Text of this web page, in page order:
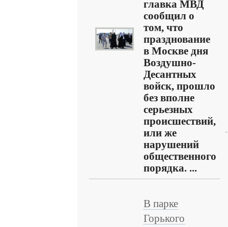
главка МВД
сообщил о
том, что
празднование
в Москве дня
Воздушно-
Десантных
войск, прошло
без вполне
серьезных
происшествий,
или же
нарушений
общественного
порядка. ...
В парке
Горького